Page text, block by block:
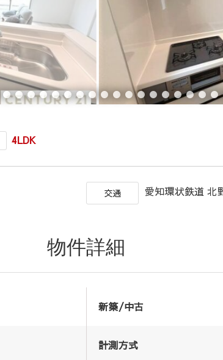
4LDK
交通 愛知環状鉄道 北
物件詳細
新築/中古
計測方式